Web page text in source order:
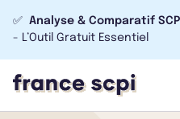
✅ Analyse & Comparatif
- L’Outil Gratuit Essentiel